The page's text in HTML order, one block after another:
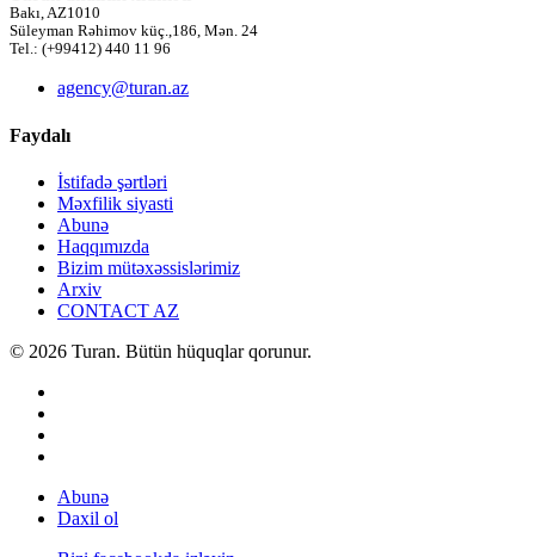
Bakı, AZ1010
Süleyman Rəhimov küç.,186, Mən. 24
Tel.: (+99412) 440 11 96
agency@turan.az
Faydalı
İstifadə şərtləri
Məxfilik siyasti
Abunə
Haqqımızda
Bizim mütəxəssislərimiz
Arxiv
CONTACT AZ
© 2026 Turan. Bütün hüquqlar qorunur.
Abunə
Daxil ol